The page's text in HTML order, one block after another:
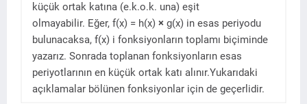
küçük ortak katına (e.k.o.k. una) eşit
olmayabilir. Eğer, f(x) = h(x) × g(x) in esas periyodu
bulunacaksa, f(x) i fonksiyonların toplamı biçiminde
yazarız. Sonrada toplanan fonksiyonların esas
periyotlarının en küçük ortak katı alınır.Yukarıdaki
açıklamalar bölünen fonksiyonlar için de geçerlidir.